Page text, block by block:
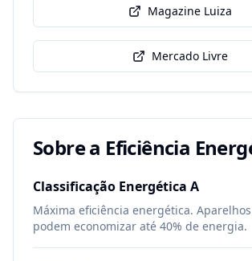
Magazine Luiza
Mercado Livre
Sobre a Eficiência
Classificação Energética A
Máxima eficiência energética.
podem economizar até 40% de energia.